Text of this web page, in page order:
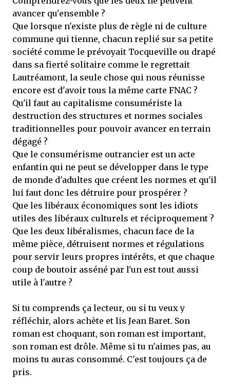
avancer qu'ensemble ?
Que lorsque n'existe plus de règle ni de culture
commune qui tienne, chacun replié sur sa petite
société comme le prévoyait Tocqueville ou drapé
dans sa fierté solitaire comme le regrettait
Lautréamont, la seule chose qui nous réunisse
encore est d'avoir tous la même carte FNAC ?
Qu'il faut au capitalisme consumériste la
destruction des structures et normes sociales
traditionnelles pour pouvoir avancer en terrain
dégagé ?
Que le consumérisme outrancier est un acte
enfantin qui ne peut se développer dans le type
de monde d'adultes que créent les normes et qu'il
lui faut donc les détruire pour prospérer ?
Que les libéraux économiques sont les idiots
utiles des libéraux culturels et réciproquement ?
Que les deux libéralismes, chacun face de la
même pièce, détruisent normes et régulations
pour servir leurs propres intérêts, et que chaque
coup de boutoir asséné par l'un est tout aussi
utile à l'autre ?
Si tu comprends ça lecteur, ou si tu veux y
réfléchir, alors achète et lis Jean Baret. Son
roman est choquant, son roman est important,
son roman est drôle. Même si tu n'aimes pas, au
moins tu auras consommé. C'est toujours ça de
pris.